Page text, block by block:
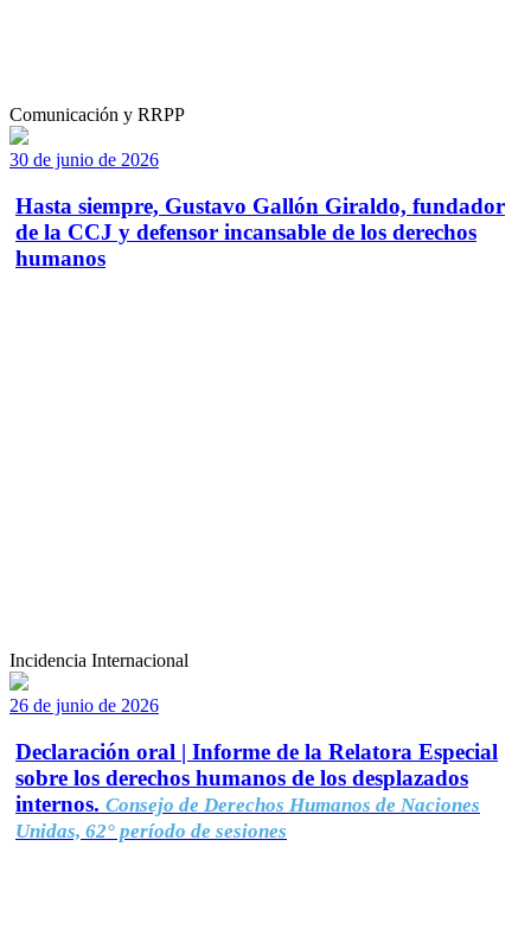
Comunicación y RRPP
30 de junio de 2026
Hasta siempre, Gustavo Gallón Giraldo, fundador
de la CCJ y defensor incansable de los derechos
humanos
Incidencia Internacional
26 de junio de 2026
Declaración oral | Informe de la Relatora Especial
sobre los derechos humanos de los desplazados
internos. Consejo de Derechos Humanos de Naciones
Unidas, 62° período de sesiones